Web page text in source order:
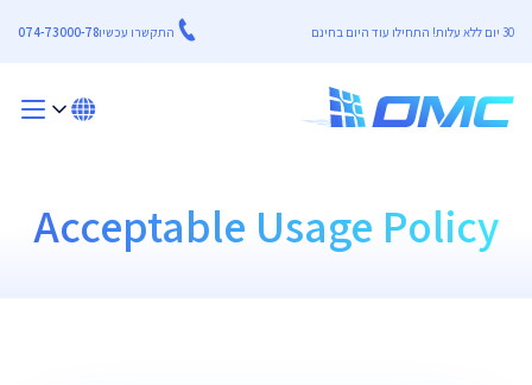
30 יום ללא עלות! התחילו עוד היום בחינם התקשרו עכשיו074-73000-78
Acceptable Usage Policy